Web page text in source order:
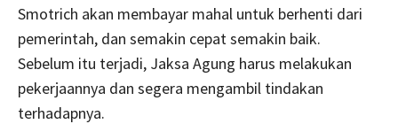
Smotrich akan membayar mahal untuk berhenti dari
pemerintah, dan semakin cepat semakin baik.
Sebelum itu terjadi, Jaksa Agung harus melakukan
pekerjaannya dan segera mengambil tindakan
terhadapnya.